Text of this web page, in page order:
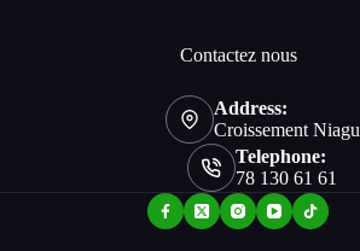
Contactez nous
Address:
Croissement Niagu
Telephone:
78 130 61 61